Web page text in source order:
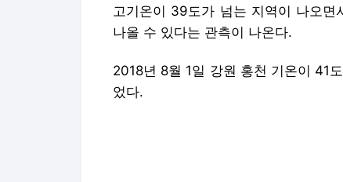
고기온이 39도가 넘는 지역이 나오
나올 수 있다는 관측이 나온다.
2018년 8월 1일 강원 홍천 기온이 41
었다.